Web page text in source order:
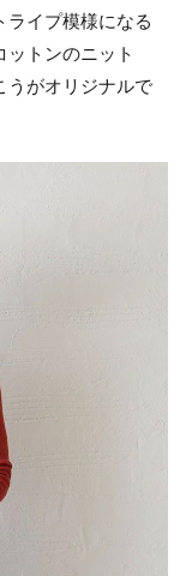
ライプ模様になる
ットンのニット
うがオリジナルで